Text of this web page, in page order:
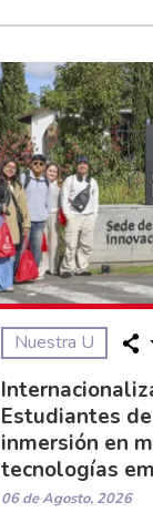
Nuestra U
Estudiantes
inmersión en
tecnologías
06 de Agosto, 2026